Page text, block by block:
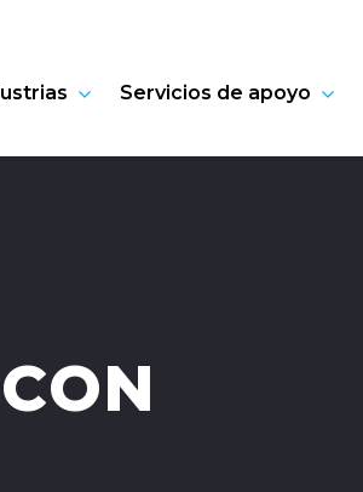
Servicios de apoyo